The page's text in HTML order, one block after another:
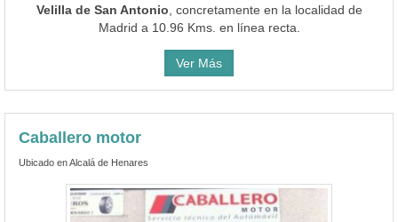
Velilla de San Antonio , concretamente en la localidad de
Madrid a 10.96 Kms. en línea recta.
Ver Más
Caballero motor
Ubicado en Alcalá de Henares